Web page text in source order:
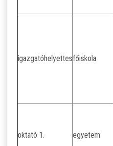
igazgatóhelyettesfőiskola
oktató 1. egyetem